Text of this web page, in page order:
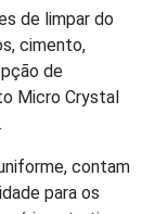
de limpar do
cimento,
de
Micro Crystal
contam
para os